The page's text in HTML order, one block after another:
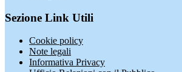
Sezione Link Utili
Cookie policy
Note legali
Informativa Privacy